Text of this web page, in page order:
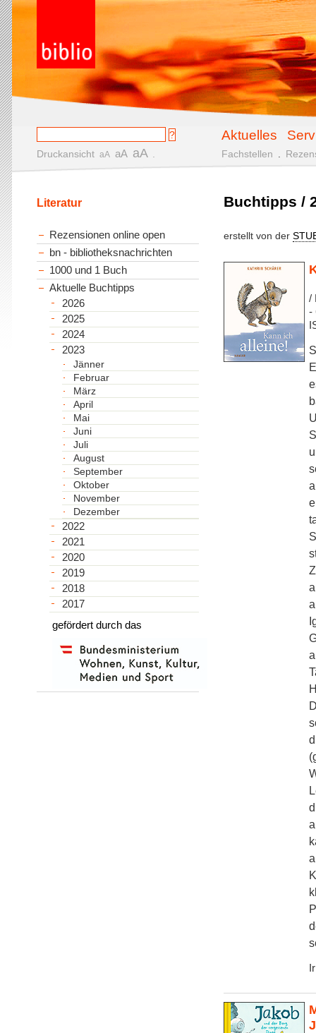
Aktuelles
Druckansicht aA aA aA Fachstellen
Buchtipps /
erstellt von der
/
-
Literatur
Rezensionen online open
bn - bibliotheksnachrichten
1000 und 1 Buch
Aktuelle Buchtipps
2026
2025
2024
2023
Jänner
Februar
März
April
Mai
Juni
Juli
August
September
Oktober
November
Dezember
2022
2021
2020
2019
2018
2017
gefördert durch das